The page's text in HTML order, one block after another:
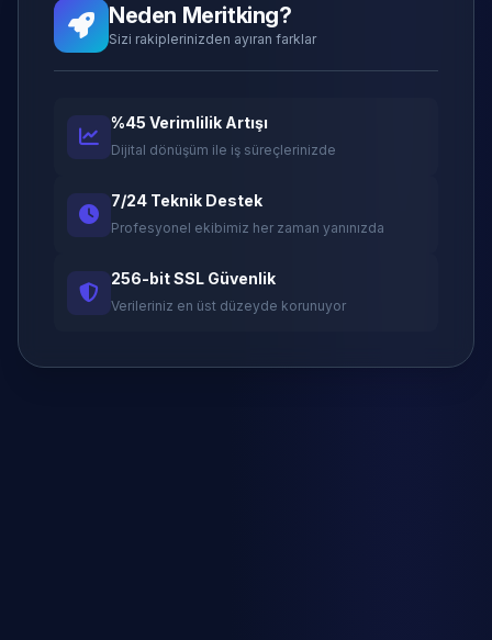
Neden Meritking?
Sizi rakiplerinizden ayıran farklar
%45 Verimlilik Artışı
Dijital dönüşüm ile iş süreçlerinizde
7/24 Teknik Destek
Profesyonel ekibimiz her zaman yanınızda
256-bit SSL Güvenlik
Verileriniz en üst düzeyde korunuyor